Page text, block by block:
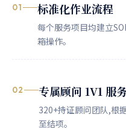
01 标准化作业流程
每个服务项目均建立
箱操作。
02 专属顾问 1V1 服
320+持证顾问团队,根
至结项。